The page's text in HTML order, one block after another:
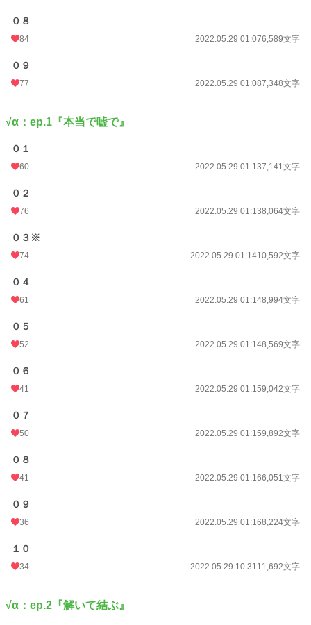
０８
84 2022.05.29 01:076,589文字
０９
77 2022.05.29 01:087,348文字
√α：ep.1『本当で嘘で』
０１
60 2022.05.29 01:137,141文字
０２
76 2022.05.29 01:138,064文字
０３※
74 2022.05.29 01:1410,592文字
０４
61 2022.05.29 01:148,994文字
０５
52 2022.05.29 01:148,569文字
０６
41 2022.05.29 01:159,042文字
０７
50 2022.05.29 01:159,892文字
０８
41 2022.05.29 01:166,051文字
０９
36 2022.05.29 01:168,224文字
１０
34 2022.05.29 10:3111,692文字
√α：ep.2『解いて結ぶ』